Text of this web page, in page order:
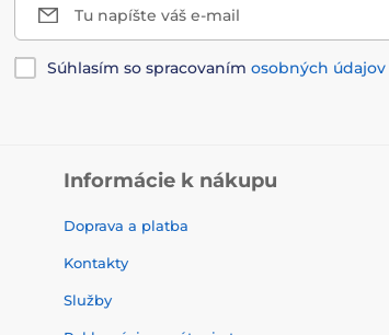
Tu napíšte váš e-mail
Súhlasím so spracovaním osobných údajov
Informácie k nákupu
Doprava a platba
Kontakty
Služby